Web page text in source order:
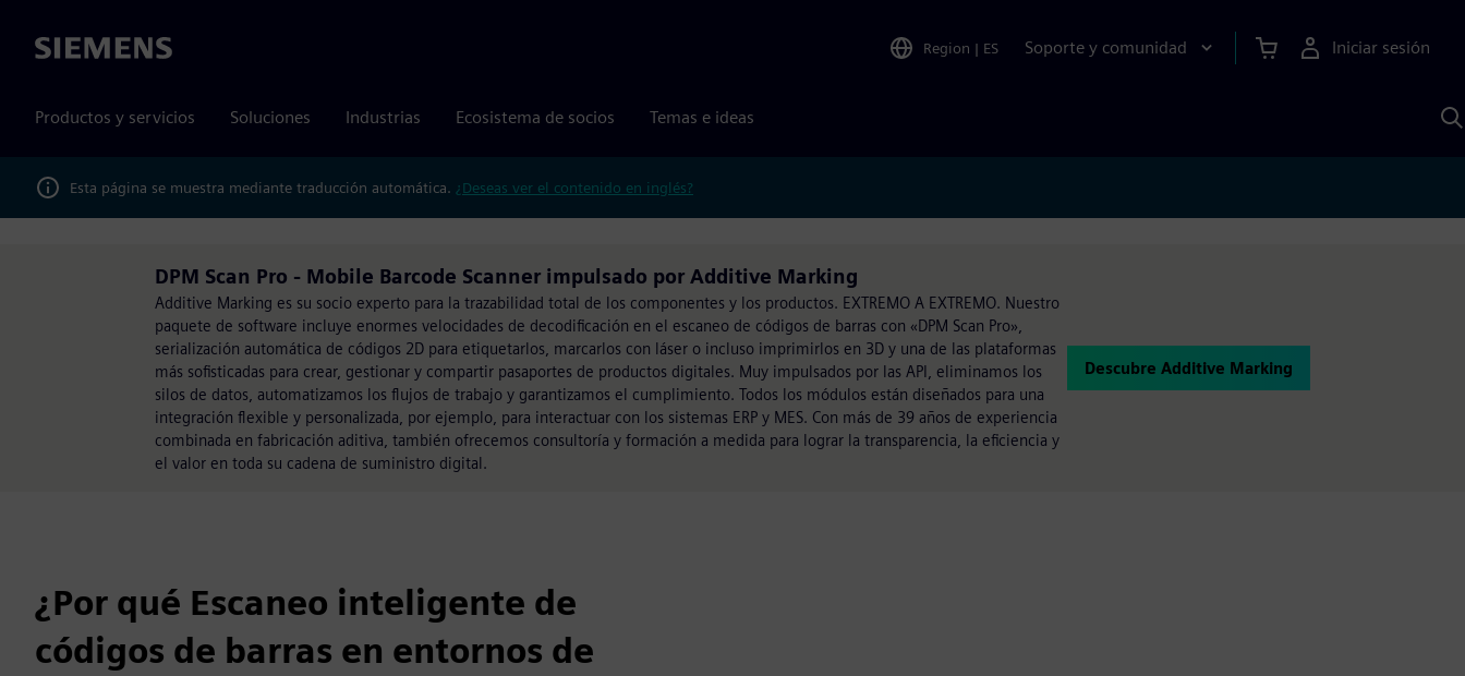
Siemens Region | ES Soporte y comunidad Iniciar sesión
Productos y servicios Soluciones Industrias Ecosistema de socios Temas e ideas
Esta página se muestra mediante traducción automática. ¿Deseas ver el contenido en inglés?
DPM Scan Pro - Mobile Barcode Scanner impulsado por Additive Marking
Additive Marking es su socio experto para la trazabilidad total de los componentes y los productos. EXTREMO A EXTREMO. Nuestro
paquete de software incluye enormes velocidades de decodificación en el escaneo de códigos de barras con «DPM Scan Pro»,
serialización automática de códigos 2D para etiquetarlos, marcarlos con láser o incluso imprimirlos en 3D y una de las plataformas
más sofisticadas para crear, gestionar y compartir pasaportes de productos digitales. Muy impulsados por las API, eliminamos los
silos de datos, automatizamos los flujos de trabajo y garantizamos el cumplimiento. Todos los módulos están diseñados para una
integración flexible y personalizada, por ejemplo, para interactuar con los sistemas ERP y MES. Con más de 39 años de experiencia
combinada en fabricación aditiva, también ofrecemos consultoría y formación a medida para lograr la transparencia, la eficiencia y
el valor en toda su cadena de suministro digital.
Descubre Additive Marking
¿Por qué Escaneo inteligente de
códigos de barras en entornos de